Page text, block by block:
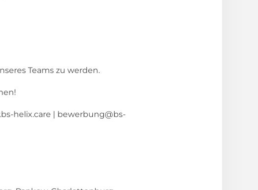
Teams zu werden.
helix.care | bewerbung@bs-